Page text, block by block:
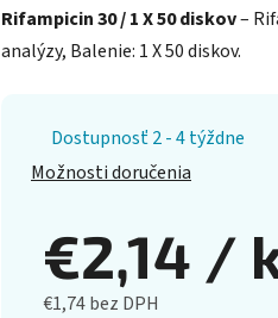
Rifampicin 30 / 1 X 50 diskov–
analýzy, Balenie: 1 X 50 diskov.
Dostupnosť 2 - 4 týždne
Možnosti doručenia
€2,14 /
€1,74 bez DPH